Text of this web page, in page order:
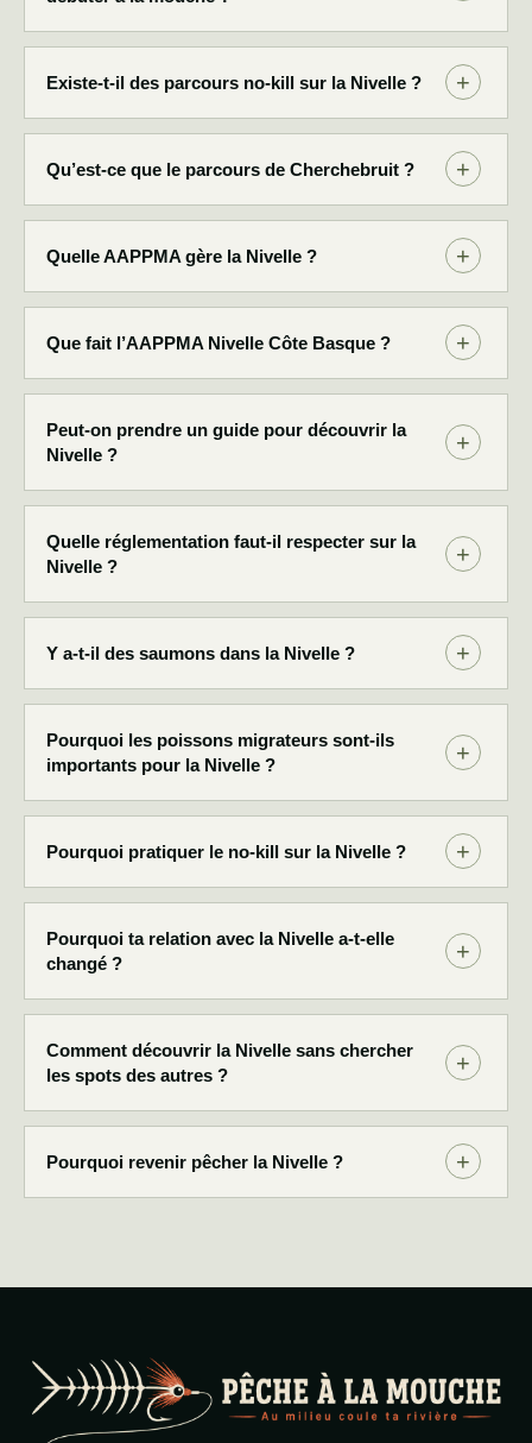
Existe-t-il des parcours no-kill sur la Nivelle ?
Qu’est-ce que le parcours de Cherchebruit ?
Quelle AAPPMA gère la Nivelle ?
Que fait l’AAPPMA Nivelle Côte Basque ?
Peut-on prendre un guide pour découvrir la
Nivelle ?
Quelle réglementation faut-il respecter sur la
Nivelle ?
Y a-t-il des saumons dans la Nivelle ?
Pourquoi les poissons migrateurs sont-ils
importants pour la Nivelle ?
Pourquoi pratiquer le no-kill sur la Nivelle ?
Pourquoi ta relation avec la Nivelle a-t-elle
changé ?
Comment découvrir la Nivelle sans chercher
les spots des autres ?
Pourquoi revenir pêcher la Nivelle ?